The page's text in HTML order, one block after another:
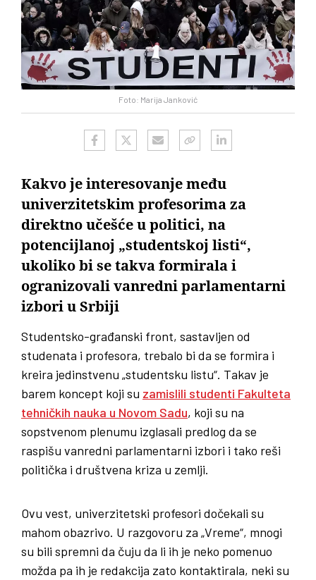
Foto: Marija Janković
Kakvo je interesovanje među
univerzitetskim profesorima za
direktno učešće u politici, na
potencijlanoj „studentskoj listi“,
ukoliko bi se takva formirala i
ogranizovali vanredni parlamentarni
izbori u Srbiji
Studentsko-građanski front, sastavljen od
studenata i profesora, trebalo bi da se formira i
kreira jedinstvenu „studentsku listu“. Takav je
barem koncept koji su zamislili studenti Fakulteta
tehničkih nauka u Novom Sadu, koji su na
sopstvenom plenumu izglasali predlog da se
raspišu vanredni parlamentarni izbori i tako reši
politička i društvena kriza u zemlji.
Ovu vest, univerzitetski profesori dočekali su
mahom obazrivo. U razgovoru za „Vreme“, mnogi
su bili spremni da čuju da li ih je neko pomenuo
možda pa ih je redakcija zato kontaktirala, neki su